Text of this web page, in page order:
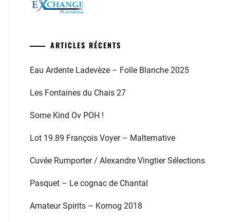
ARTICLES RÉCENTS
Eau Ardente Ladevèze – Folle Blanche 2025
Les Fontaines du Chais 27
Some Kind Ov POH !
Lot 19.89 François Voyer – Malternative
Cuvée Rumporter / Alexandre Vingtier Sélections
Pasquet – Le cognac de Chantal
Amateur Spirits – Kornog 2018